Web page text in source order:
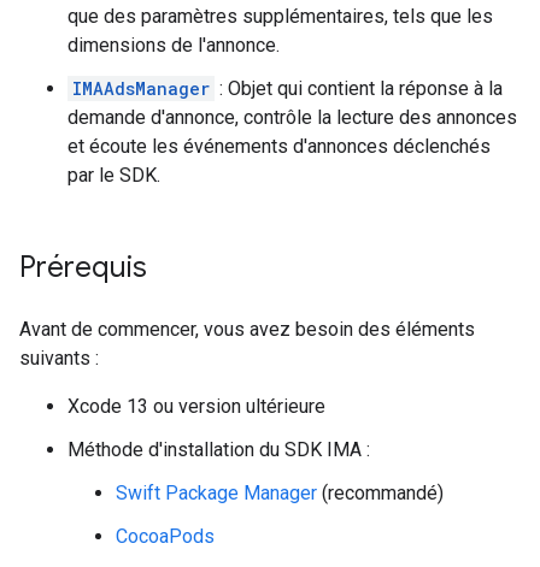
que des paramètres supplémentaires, tels que les
dimensions de l'annonce.
IMAAdsManager : Objet qui contient la réponse à la
demande d'annonce, contrôle la lecture des annonces
et écoute les événements d'annonces déclenchés
par le SDK.
Prérequis
Avant de commencer, vous avez besoin des éléments
suivants :
Xcode 13 ou version ultérieure
Méthode d'installation du SDK IMA :
Swift Package Manager (recommandé)
CocoaPods